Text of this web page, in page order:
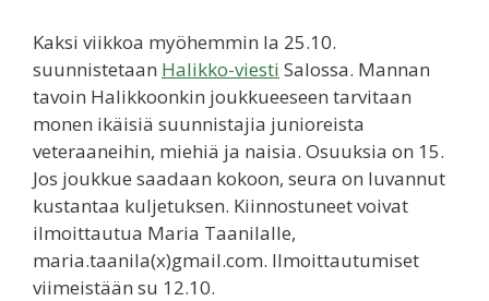
Kaksi viikkoa myöhemmin la 25.10.
suunnistetaan Halikko-viesti Salossa. Mannan
tavoin Halikkoonkin joukkueeseen tarvitaan
monen ikäisiä suunnistajia junioreista
veteraaneihin, miehiä ja naisia. Osuuksia on 15.
Jos joukkue saadaan kokoon, seura on luvannut
kustantaa kuljetuksen. Kiinnostuneet voivat
ilmoittautua Maria Taanilalle,
maria.taanila(x)gmail.com. Ilmoittautumiset
viimeistään su 12.10.